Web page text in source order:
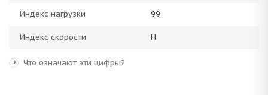
Индекс нагрузки 99
Индекс скорости H
? Что означают эти цифры?